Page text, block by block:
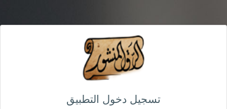
تسجيل دخول التطبيق